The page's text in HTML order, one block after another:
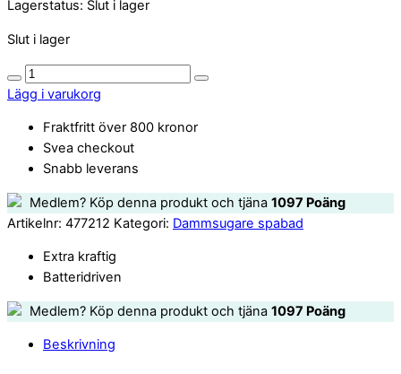
Lagerstatus: Slut i lager
Slut i lager
Bottensug
quantity
Lägg i varukorg
Fraktfritt över 800 kronor
Svea checkout
Snabb leverans
Medlem? Köp denna produkt och tjäna 1097 Poäng
Artikelnr: 477212 Kategori: Dammsugare spabad
Extra kraftig
Batteridriven
Medlem? Köp denna produkt och tjäna 1097 Poäng
Beskrivning